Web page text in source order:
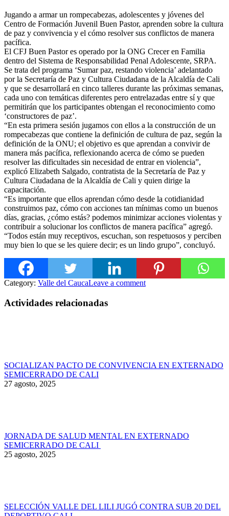
Jugando a armar un rompecabezas, adolescentes y jóvenes del
Centro de Formación Juvenil Buen Pastor, aprenden sobre la cultura
de paz y convivencia y el cómo resolver sus conflictos de manera
pacífica.
El CFJ Buen Pastor es operado por la ONG Crecer en Familia
dentro del Sistema de Responsabilidad Penal Adolescente, SRPA.
Se trata del programa ‘Sumar paz, restando violencia’ adelantado
por la Secretaría de Paz y Cultura Ciudadana de la Alcaldía de Cali
y que se desarrollará en cinco talleres durante las próximas semanas,
cada uno con temáticas diferentes pero entrelazadas entre sí y que
permitirán que los participantes obtengan el reconocimiento como
‘constructores de paz’.
“En esta primera sesión jugamos con ellos a la construcción de un
rompecabezas que contiene la definición de cultura de paz, según la
definición de la ONU; el objetivo es que aprendan a convivir de
manera más pacífica, reflexionando acerca de cómo se pueden
resolver las dificultades sin necesidad de entrar en violencia”,
explicó Elizabeth Salgado, contratista de la Secretaría de Paz y
Cultura Ciudadana de la Alcaldía de Cali y quien dirige la
capacitación.
“Es importante que ellos aprendan cómo desde la cotidianidad
construimos paz, cómo con acciones tan mínimas como un buenos
días, gracias, ¿cómo estás? podemos minimizar acciones violentas y
contribuir a solucionar los conflictos de manera pacífica” agregó.
“Todos están muy receptivos, escuchan, son respetuosos y perciben
muy bien lo que se les quiere decir; es un lindo grupo”, concluyó.
Category: Valle del CaucaLeave a comment
Actividades relacionadas
SOCIALIZAN PACTO DE CONVIVENCIA EN EXTERNADO
SEMICERRADO DE CALI
27 agosto, 2025
JORNADA DE SALUD MENTAL EN EXTERNADO
SEMICERRADO DE CALI
25 agosto, 2025
SELECCIÓN VALLE DEL LILI JUGÓ CONTRA SUB 20 DEL